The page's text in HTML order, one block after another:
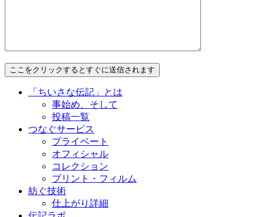
「ちいさな伝記」とは
事始め、そして
投稿一覧
つなぐサービス
プライベート
オフィシャル
コレクション
プリント・フィルム
紡ぐ技術
仕上がり詳細